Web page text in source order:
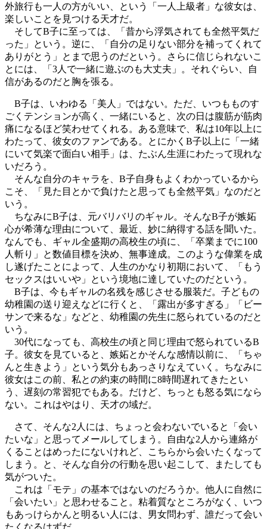
外旅行も一人の方がいい、という「一人上級者」な彼女は、
楽しいことを見つける天才だ。
そしてB子に至っては、「昔から浮気されても全然平気だ
った」という。逆に、「自分の足りない部分を補ってくれて
ありがとう」とまで思うのだという。さらに信じられないこ
とには、「3人で一緒に遊ぶのも大丈夫」。それぐらい、自
信があるのだと胸を張る。
B子は、いわゆる「美人」ではない。ただ、いつもものす
ごくテンションが高く、一緒にいると、次の日は腹筋が筋肉
痛になるほど笑わせてくれる。ある意味で、私は10年以上に
わたって、彼女のファンである。とにかくB子以上に「一緒
にいて気楽で面白い相手」は、たぶん生涯にわたって現れな
いだろう。
そんな自分のキャラを、B子自身もよくわかっているから
こそ、「見た目とかで負けたと思っても全然平気」なのだと
いう。
ちなみにB子は、元バリバリのギャル。そんなB子が嫉妬
心が希薄な理由について、最近、妙に納得する話を聞いた。
なんでも、ギャル全盛期の高校生の頃に、「卒業までに100
人斬り」と数値目標を決め、無事達成。このような偉業を成
し遂げたことによって、人生のかなり初期において、「もう
セックスはいいや」という境地に達していたのだという。
B子は、今もギャルの名残を感じさせる服装だ。子どもの
幼稚園の送り迎えなどに行くと、「露出が多すぎる」「ビー
サンで来るな」などと、幼稚園の先生に怒られているのだと
いう。
30代になっても、高校生の頃と同じ理由で怒られているB
子。彼女を見ていると、嫉妬とかそんな感情以前に、「ちゃ
んと生きよう」という気分もあっさりなえていく。ちなみに
彼女はこの前、私との約束の時間に8時間遅れてきたとい
う、遅刻の常習犯でもある。だけど、ちっとも怒る気になら
ない。これはやはり、天才の域だ。
さて、そんな2人には、ちょっと会わないでいると「会い
たいな」と思ってメールしてしまう。自由な2人から連絡が
くることはめったにないけれど、こちらから会いたくなって
しまう。と、そんな自分の行動を思い起こして、またしても
気がついた。
これは「モテ」の基本ではないのだろうか。他人に自然に
「会いたい」と思わせること。粘着質なところがなく、いつ
もあっけらかんと明るい人には、男女問わず、誰だって会い